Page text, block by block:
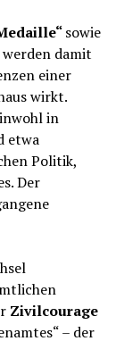
sowie
damit
einer
wirkt.
in
etwa
Politik,
Der
Zivilcourage
– der